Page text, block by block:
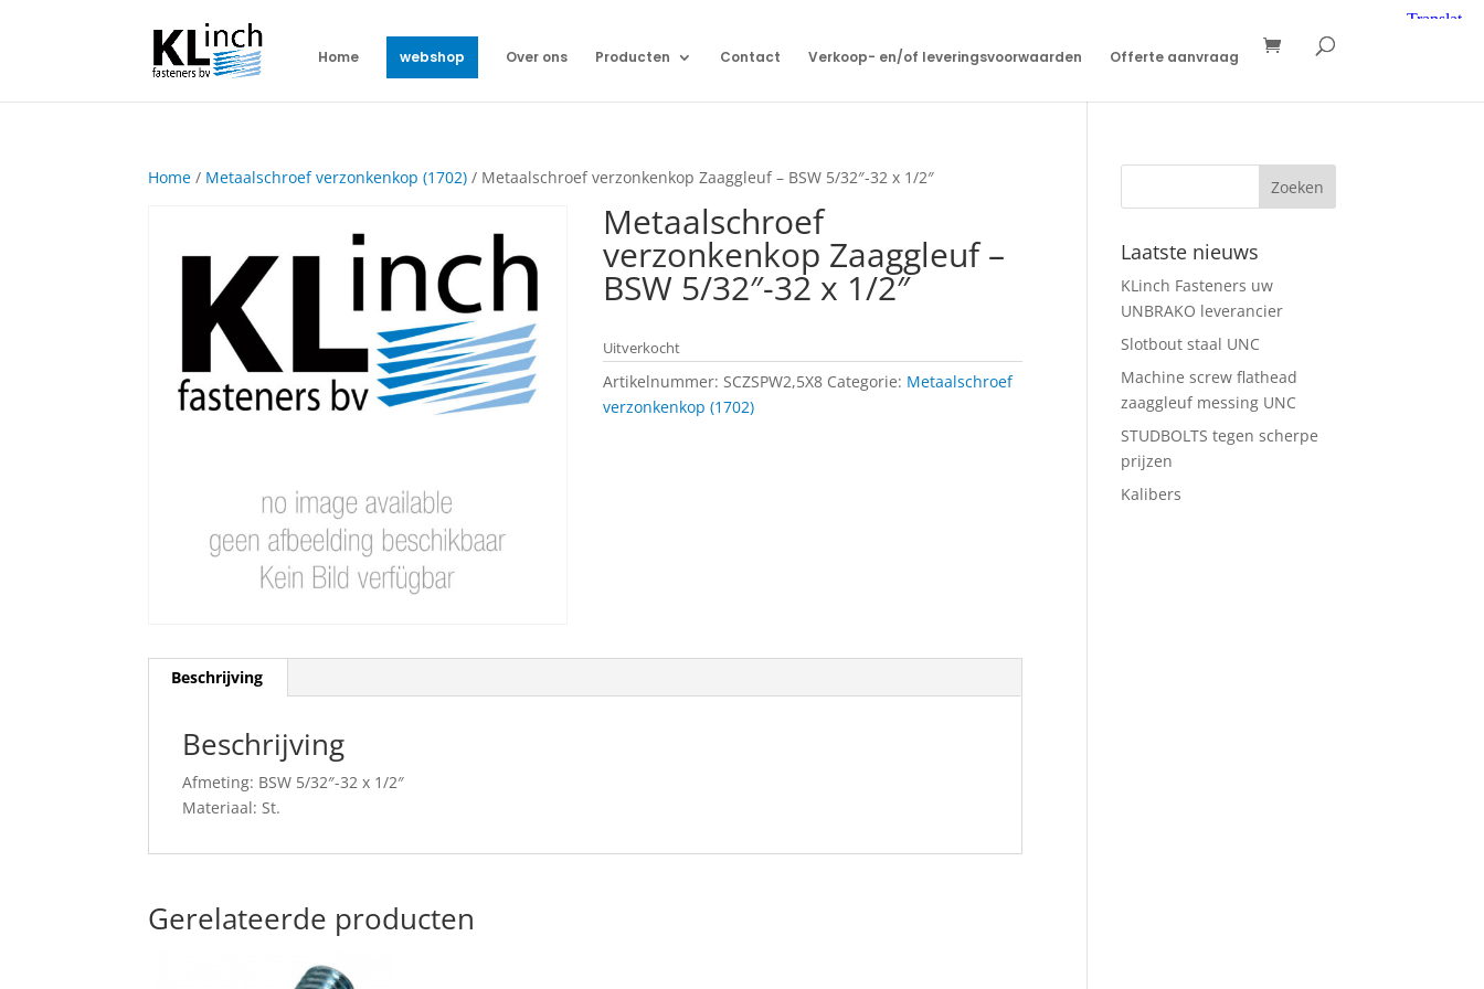
Home webshop Over ons Producten Contact Verkoop- en/of leveringsvoorwaarden Offerte aanvraag
Home / Metaalschroef verzonkenkop (1702) / Metaalschroef verzonkenkop Zaaggleuf – BSW 5/32″-32 x 1/2″
Metaalschroef
verzonkenkop Zaaggleuf –
BSW 5/32″-32 x 1/2″
Uitverkocht
Artikelnummer:SCZSPW2,5X8 Categorie: Metaalschroef
verzonkenkop (1702)
Beschrijving
Beschrijving
Afmeting: BSW 5/32″-32 x 1/2″
Materiaal: St.
Gerelateerde producten
Laatste nieuws
KLinch Fasteners uw
UNBRAKO leverancier
Slotbout staal UNC
Machine screw flathead
zaaggleuf messing UNC
STUDBOLTS tegen scherpe
prijzen
Kalibers